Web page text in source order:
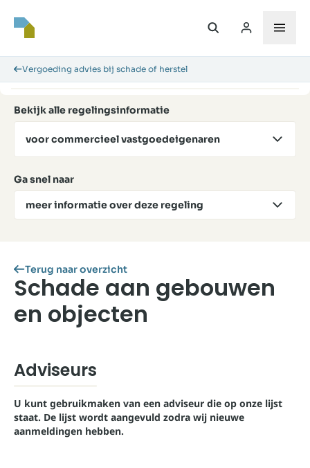
Vergoeding advies bij schade of herstel
Bekijk alle regelingsinformatie
voor commercieel vastgoedeigenaren
Ga snel naar
meer informatie over deze regeling
Terug naar overzicht
Schade aan gebouwen
en objecten
Adviseurs
U kunt gebruikmaken van een adviseur die op onze lijst
staat. De lijst wordt aangevuld zodra wij nieuwe
aanmeldingen hebben.